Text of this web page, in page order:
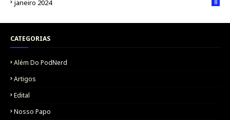
janeiro 2024 8
CATEGORIAS
Além Do PodNerd
Artigos
Edital
Nosso Papo